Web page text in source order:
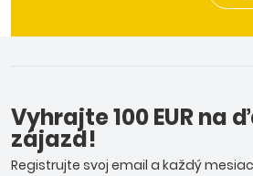
Vyhrajte 100 EUR na
zájazd!
Registrujte svoj email a každý